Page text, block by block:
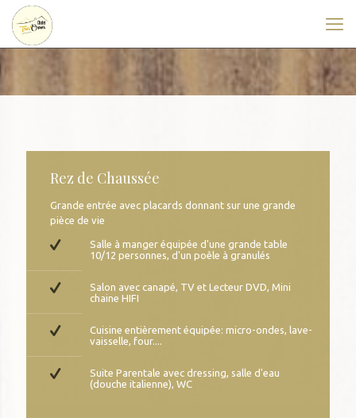
Rez de Chaussée
Grande entrée avec placards donnant sur une grande
pièce de vie
Salle à manger équipée d'une grande table
10/12 personnes, d'un poêle à granulés
​Salon avec canapé, TV et Lecteur DVD, Mini
chaine HIFI
​Cuisine entièrement équipée: micro-ondes, lave-
vaisselle, four....
Suite Parentale avec dressing, salle d'eau
(douche italienne), WC